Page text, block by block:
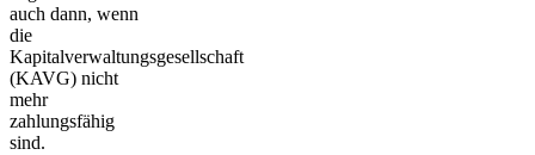
auch dann, wenn
die
Kapitalverwaltungsgesellschaft
(KAVG) nicht
mehr
zahlungsfähig
sind.